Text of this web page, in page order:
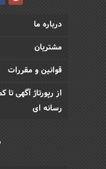
درباره ما
مشتریان
قوانین و مقررات
از رپورتاژ آگهی تا
رسانه ای